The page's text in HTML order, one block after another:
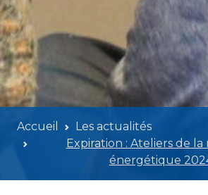
Accueil
Les actualités
Expiration : Ateliers de
énergétique